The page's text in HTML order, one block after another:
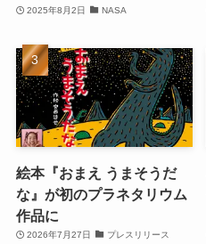
2025年8月2日 NASA
絵本『おまえ うまそうだ
な』が初のプラネタリウム
作品に
2026年7月27日 プレスリリース